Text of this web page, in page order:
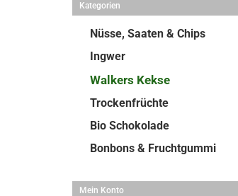
Kategorien
Nüsse, Saaten & Chips
Ingwer
Walkers Kekse
Trockenfrüchte
Bio Schokolade
Bonbons & Fruchtgummi
Mein Konto